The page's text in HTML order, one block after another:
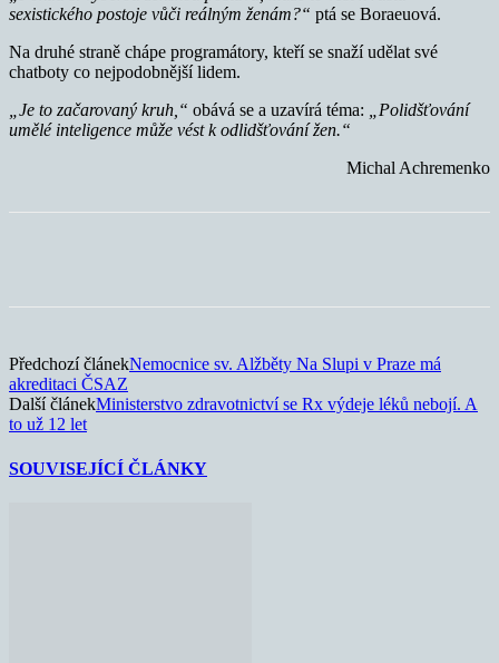
sexistického postoje vůči reálným ženám?“ ptá se Boraeuová.
Na druhé straně chápe programátory, kteří se snaží udělat své
chatboty co nejpodobnější lidem.
„Je to začarovaný kruh,“ obává se a uzavírá téma:
„Polidšťování
umělé inteligence může vést k odlidšťování žen.“
Michal Achremenko
Předchozí článekNemocnice sv. Alžběty Na Slupi v Praze má
akreditaci ČSAZ
Další článekMinisterstvo zdravotnictví se Rx výdeje léků nebojí. A
to už 12 let
SOUVISEJÍCÍ ČLÁNKY